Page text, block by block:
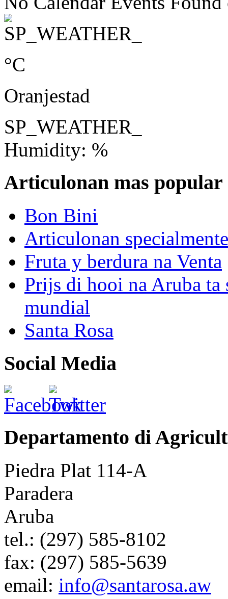
°C
Oranjestad
SP_WEATHER_
Humidity: %
Articulonan mas popular
Bon Bini
Articulonan
Fruta y berdura na Venta
Prijs di hooi na Aruba
mundial
Santa Rosa
Social Media
Departamento di
Piedra Plat 114-A
Paradera
Aruba
tel.: (297) 585-8102
fax: (297) 585-5639
email: info@santarosa.aw